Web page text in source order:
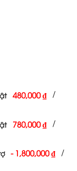
480,000 ₫ /
780,000 ₫ /
-1,800,000 ₫ /